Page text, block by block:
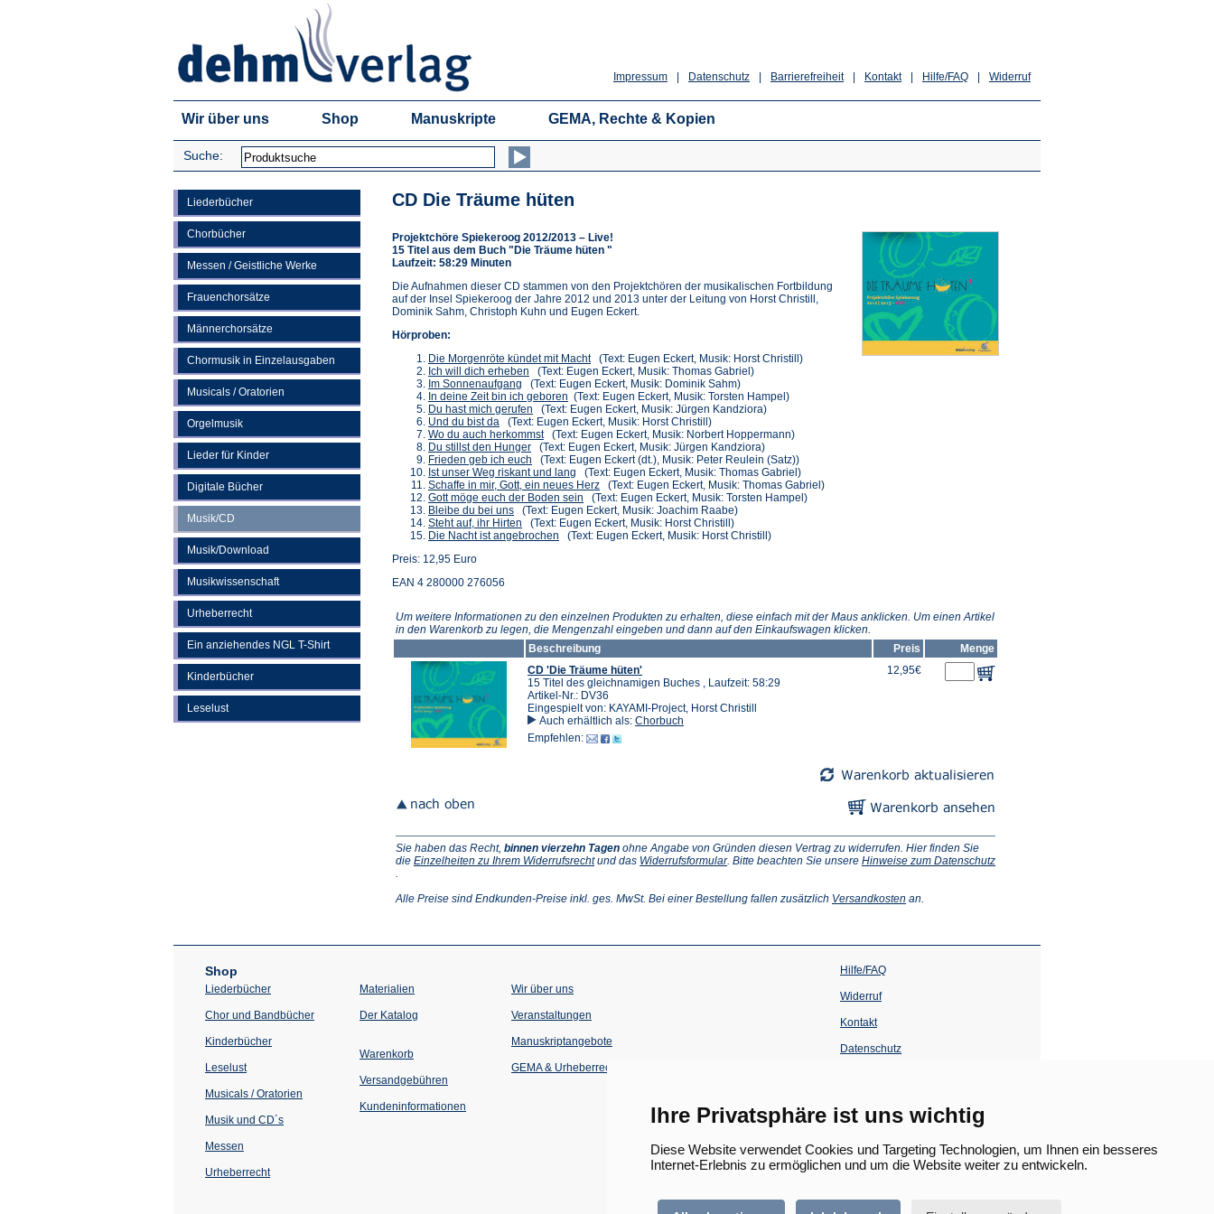
Ihre Privatsphäre ist uns wichtig
Diese Website verwendet Cookies und Targeting Technologien, um Ihnen ein besseres
Internet-Erlebnis zu ermöglichen und um die Website weiter zu entwickeln.
Widerruf
Hilfe/FAQ
Kontakt
Barrierefreiheit
Datenschutz
Impressum
Wir über uns Shop Manuskripte GEMA, Rechte & Kopien
Suche:
Liederbücher
Chorbücher
Messen / Geistliche Werke
Frauenchorsätze
Männerchorsätze
Chormusik in Einzelausgaben
Musicals / Oratorien
Orgelmusik
Lieder für Kinder
Digitale Bücher
Musik/CD
Musik/Download
Musikwissenschaft
Urheberrecht
Ein anziehendes NGL T-Shirt
Kinderbücher
Leselust
CD Die Träume hüten
Projektchöre Spiekeroog 2012/2013 – Live!
15 Titel aus dem Buch "Die Träume hüten "
Laufzeit: 58:29 Minuten
Die Aufnahmen dieser CD stammen von den Projektchören der musikalischen Fortbildung
auf der Insel Spiekeroog der Jahre 2012 und 2013 unter der Leitung von Horst Christill,
Dominik Sahm, Christoph Kuhn und Eugen Eckert.
Hörproben:
Die Morgenröte kündet mit Macht(Öffnet
in
einem
neuen
Tab)
(Text: Eugen Eckert, Musik: Horst Christill)
Ich will dich erheben (Öffnet
in
einem
neuen
Tab)
(Text: Eugen Eckert, Musik: Thomas Gabriel)
Im Sonnenaufgang (Öffnet
in
einem
neuen
Tab)
(Text: Eugen Eckert, Musik: Dominik Sahm)
In deine Zeit bin ich geboren (Öffnet
in
einem
neuen
Tab)
(Text: Eugen Eckert, Musik: Torsten Hampel)
Du hast mich gerufen (Öffnet
in
einem
neuen
Tab)
(Text: Eugen Eckert, Musik: Jürgen Kandziora)
Und du bist da (Öffnet
in
einem
neuen
Tab)
(Text: Eugen Eckert, Musik: Horst Christill)
Wo du auch herkommst(Öffnet
in
einem
neuen
Tab)
(Text: Eugen Eckert, Musik: Norbert Hoppermann)
Du stillst den Hunger(Öffnet
in
einem
neuen
Tab)
(Text: Eugen Eckert, Musik: Jürgen Kandziora)
Frieden geb ich euch (Öffnet
in
einem
neuen
Tab)
(Text: Eugen Eckert (dt.), Musik: Peter Reulein (Satz))
Ist unser Weg riskant und lang (Öffnet
in
einem
neuen
Tab)
(Text: Eugen Eckert, Musik: Thomas Gabriel)
Schaffe in mir, Gott, ein neues Herz(Öffnet
in
einem
neuen
Tab)
(Text: Eugen Eckert, Musik: Thomas Gabriel)
Gott möge euch der Boden sein (Öffnet
in
einem
neuen
(Text: Eugen Eckert, Musik: Torsten Hampel)
Bleibe du bei uns(Öffnet
in
einem
(Text: Eugen Eckert, Musik: Joachim Raabe)
Steht auf, ihr Hirten (Öffnet
in
(Text: Eugen Eckert, Musik: Horst Christill)
Die Nacht ist angebrochen (Öffnet
(Text: Eugen Eckert, Musik: Horst Christill)
Preis: 12,95 Euro
EAN 4 280000 276056
Um weitere Informationen zu den einzelnen Produkten zu erhalten, diese einfach mit der Maus anklicken. Um einen Artikel
in den Warenkorb zu legen, die Mengenzahl eingeben und dann auf den Einkaufswagen klicken.
Beschreibung
Preis
Menge
CD 'Die Träume hüten'
15 Titel des gleichnamigen Buches , Laufzeit: 58:29
Artikel-Nr.: DV36
Eingespielt von: KAYAMI-Project, Horst Christill
Auch erhältlich als: Chorbuch
Empfehlen:
12,95€
Sie haben das Recht, binnen vierzehn Tagen ohne Angabe von Gründen diesen Vertrag zu widerrufen. Hier finden Sie
die Einzelheiten zu Ihrem Widerrufsrecht(Öffnet
neuen
und das Widerrufsformular(Öffnet
neuen
. Bitte beachten Sie unsere Hinweise zum Datenschutz
einem
.
Alle Preise sind Endkunden-Preise inkl. ges. MwSt. Bei einer Bestellung fallen zusätzlich Versandkosten (Öffnet
Tab)
an.
Shop
Liederbücher
Chor und Bandbücher
Kinderbücher
Leselust
Musicals / Oratorien
Musik und CD´s
Messen
Urheberrecht
Materialien
Der Katalog
Warenkorb
Versandgebühren
Kundeninformationen
Wir über uns
Veranstaltungen
einem
Tab)
Manuskriptangebote
GEMA & Urheberrecht
Hilfe/FAQ
Widerruf
Kontakt
Datenschutz
einem
neuen